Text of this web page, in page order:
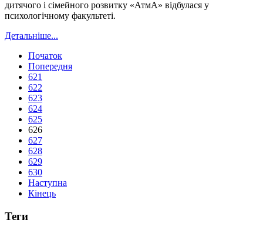
дитячого і сімейного розвитку «АтмА» відбулася у
психологічному факультеті.
Детальніше...
Початок
Попередня
621
622
623
624
625
626
627
628
629
630
Наступна
Кінець
Теги